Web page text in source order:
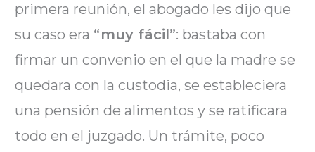
primera reunión, el abogado les dijo que
su caso era “muy fácil”: bastaba con
firmar un convenio en el que la madre se
quedara con la custodia, se estableciera
una pensión de alimentos y se ratificara
todo en el juzgado. Un trámite, poco